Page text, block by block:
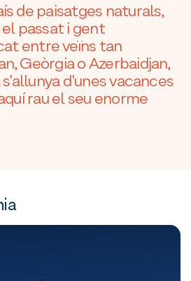
de paisatges naturals,
passat i gent
entre veïns tan
Geòrgia o Azerbaidjan,
d'unes vacances
rau el seu enorme